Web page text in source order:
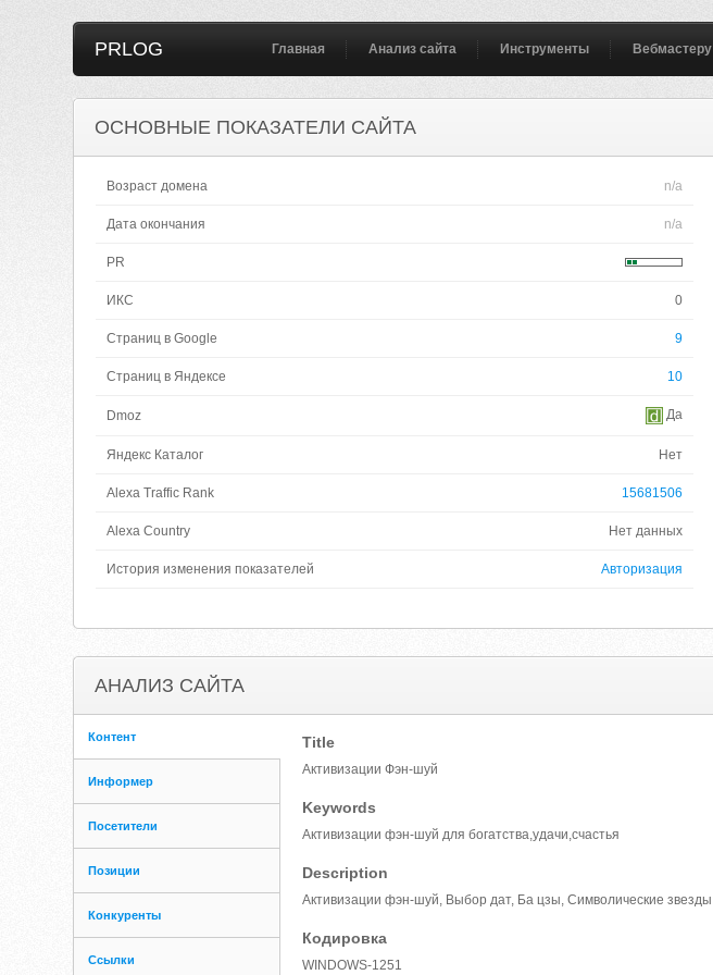
PRLOG Главная Анализ сайта Инструменты Вебмастеру
ОСНОВНЫЕ ПОКАЗАТЕЛИ САЙТА
Возраст домена n/a
Дата окончания n/a
PR
ИКС 0
Страниц в Google 9
Страниц в Яндексе 10
Dmoz Да
Яндекс Каталог Нет
Alexa Traffic Rank 15681506
Alexa Country Нет данных
История изменения показателей Авторизация
АНАЛИЗ САЙТА
Контент
Информер
Посетители
Позиции
Конкуренты
Ссылки
Title
Активизации Фэн-шуй
Keywords
Активизации фэн-шуй для богатства,удачи,счастья
Description
Активизации фэн-шуй, Выбор дат, Ба цзы, Символические звезды
Кодировка
WINDOWS-1251